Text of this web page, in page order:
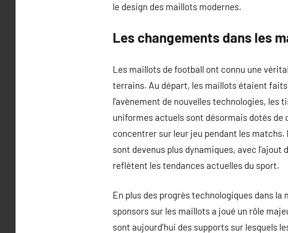
le design des maillots modernes.
Les changements dans les
Les maillots de football ont connu une
terrains. Au départ, les maillots étaient
l’avènement de nouvelles technologies, les
uniformes actuels sont désormais dotés
concentrer sur leur jeu pendant les
sont devenus plus dynamiques, avec
reflètent les tendances actuelles du sport.
En plus des progrès technologiques dans la
sponsors sur les maillots a joué un rôle
sont aujourd’hui des supports sur lesquels